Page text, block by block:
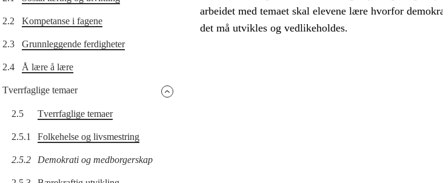
2.2 Kompetanse i fagene
2.3 Grunnleggende ferdigheter
2.4 Å lære å lære
Tverrfaglige temaer
2.5 Tverrfaglige temaer
2.5.1 Folkehelse og livsmestring
2.5.2 Demokrati og medborgerskap
arbeidet med temaet skal elevene lære hvorfor
det må utvikles og vedlikeholdes.